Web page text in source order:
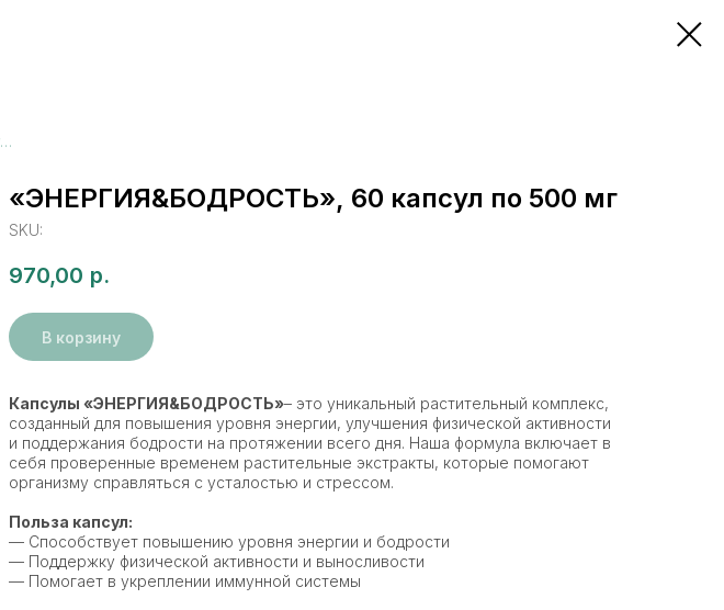
«ЭНЕРГИЯ&БОДРОСТЬ», 60 капсул по 500 мг
«ЭНЕРГИЯ&БОДРОСТЬ», 60 капсул по 500 мг
SKU:
970,00 р.
В корзину
Капсулы «ЭНЕРГИЯ&БОДРОСТЬ»– это уникальный растительный комплекс,
созданный для повышения уровня энергии, улучшения физической активности
и поддержания бодрости на протяжении всего дня. Наша формула включает в
себя проверенные временем растительные экстракты, которые помогают
организму справляться с усталостью и стрессом.
Польза капсул:
— Способствует повышению уровня энергии и бодрости
— Поддержку физической активности и выносливости
— Помогает в укреплении иммунной системы